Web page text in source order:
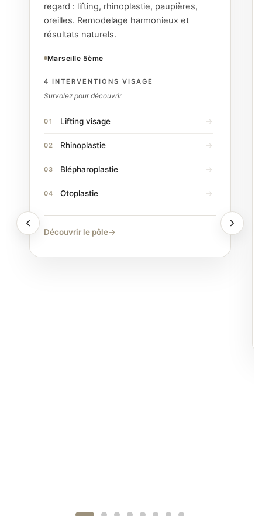
regard : lifting, rhinoplastie, paupières,
oreilles. Remodelage harmonieux et
résultats naturels.
Marseille 5ème
4 INTERVENTIONS VISAGE
Survolez pour découvrir
Lifting visage
Rhinoplastie
Blépharoplastie
Otoplastie
Découvrir le pôle